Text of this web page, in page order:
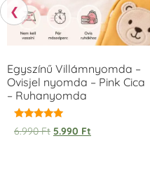
❮
Egyszínű Villámnyomda –
Ovisjel nyomda – Pink Cica
– Ruhanyomda
Értékelés:
5.00
6.990Ft 5.990 Ft